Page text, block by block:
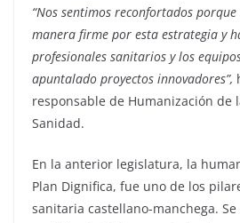
“Nos sentimos reconfortados
manera firme por esta estrategia y
profesionales sanitarios y los
apuntalado proyectos innovadores”,
responsable de Humanización de
Sanidad.
En la anterior legislatura, la
Plan Dignifica, fue uno de los
sanitaria castellano-manchega.